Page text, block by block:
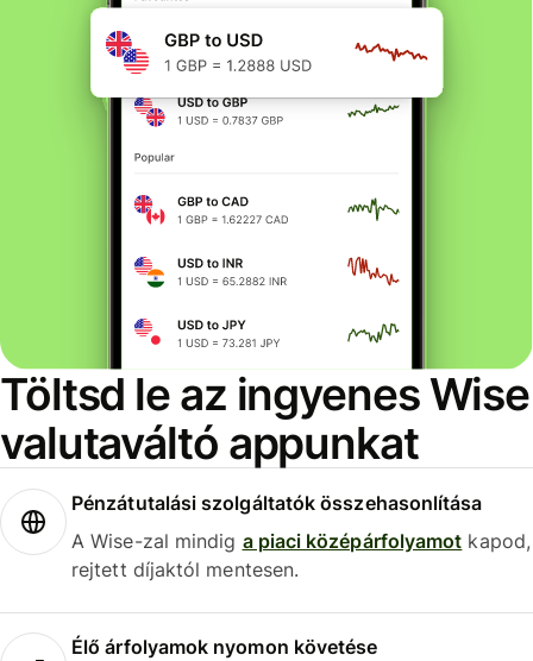
Töltsd le az ingyenes Wise
valutaváltó appunkat
Pénzátutalási szolgáltatók összehasonlítása
A Wise-zal mindig a piaci középárfolyamot kapod,
rejtett díjaktól mentesen.
Élő árfolyamok nyomon követése